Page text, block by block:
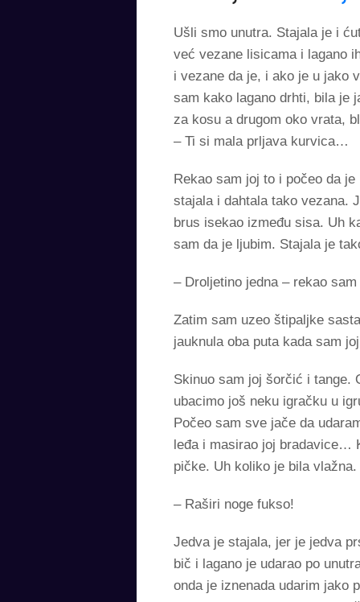
Ušli smo unutra. Stajala je i
već vezane lisicama i lagano
i vezane da je, i ako je u jako
sam kako lagano drhti, bila je
za kosu a drugom oko vrata,
– Ti si mala prljava kurvica…
Rekao sam joj to i počeo da
stajala i dahtala tako vezana.
brus isekao između sisa. Uh
sam da je ljubim. Stajala je
– Droljetino jedna – rekao
Zatim sam uzeo štipaljke
jauknula oba puta kada sam
Skinuo sam joj šorčić i tange.
ubacimo još neku igračku u
Počeo sam sve jače da
leđa i masirao joj bradavice…
pičke. Uh koliko je bila vlažna.
– Raširi noge fukso!
Jedva je stajala, jer je jedva
bič i lagano je udarao po
onda je iznenada udarim jako